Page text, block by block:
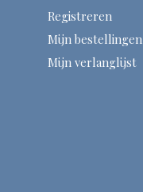
Registreren
Mijn bestellingen
Mijn verlanglijst